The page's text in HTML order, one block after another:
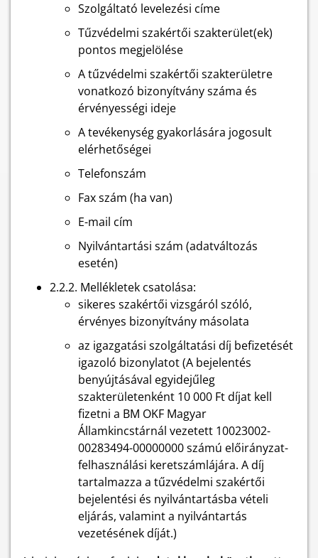
Szolgáltató levelezési címe
Tűzvédelmi szakértői szakterület(ek)
pontos megjelölése
A tűzvédelmi szakértői szakterületre
vonatkozó bizonyítvány száma és
érvényességi ideje
A tevékenység gyakorlására jogosult
elérhetőségei
Telefonszám
Fax szám (ha van)
E-mail cím
Nyilvántartási szám (adatváltozás
esetén)
2.2.2. Mellékletek csatolása:
sikeres szakértői vizsgáról szóló,
érvényes bizonyítvány másolata
az igazgatási szolgáltatási díj befizetését
igazoló bizonylatot (A bejelentés
benyújtásával egyidejűleg
szakterületenként 10 000 Ft díjat kell
fizetni a BM OKF Magyar
Államkincstárnál vezetett 10023002-
00283494-00000000 számú előirányzat-
felhasználási keretszámlájára. A díj
tartalmazza a tűzvédelmi szakértői
bejelentési és nyilvántartásba vételi
eljárás, valamint a nyilvántartás
vezetésének díját.)